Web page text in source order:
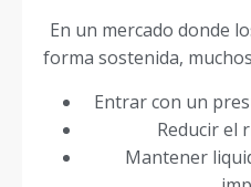
En un mercado donde
forma sostenida,
Entrar con un
Reducir el
Mantener